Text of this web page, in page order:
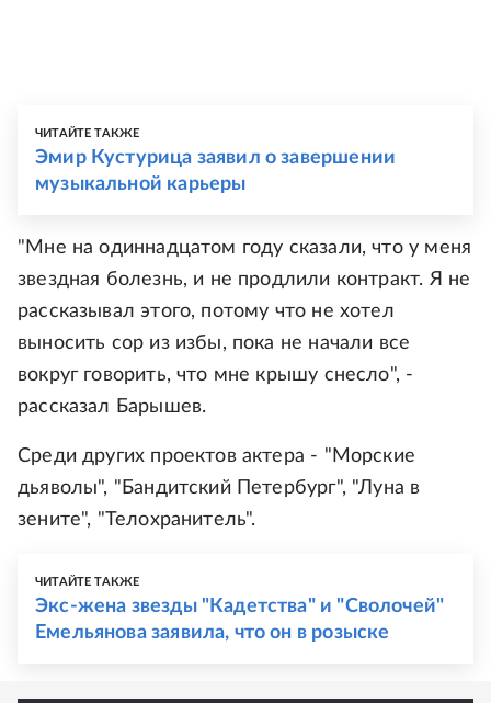
ЧИТАЙТЕ ТАКЖЕ
Эмир Кустурица заявил о завершении
музыкальной карьеры
"Мне на одиннадцатом году сказали, что у меня
звездная болезнь, и не продлили контракт. Я не
рассказывал этого, потому что не хотел
выносить сор из избы, пока не начали все
вокруг говорить, что мне крышу снесло", -
рассказал Барышев.
Среди других проектов актера - "Морские
дьяволы", "Бандитский Петербург", "Луна в
зените", "Телохранитель".
ЧИТАЙТЕ ТАКЖЕ
Экс-жена звезды "Кадетства" и "Сволочей"
Емельянова заявила, что он в розыске